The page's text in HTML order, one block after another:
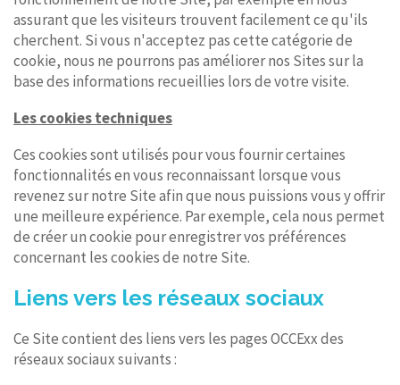
assurant que les visiteurs trouvent facilement ce qu'ils
cherchent. Si vous n'acceptez pas cette catégorie de
cookie, nous ne pourrons pas améliorer nos Sites sur la
base des informations recueillies lors de votre visite.
Les cookies techniques
Ces cookies sont utilisés pour vous fournir certaines
fonctionnalités en vous reconnaissant lorsque vous
revenez sur notre Site afin que nous puissions vous y offrir
une meilleure expérience. Par exemple, cela nous permet
de créer un cookie pour enregistrer vos préférences
concernant les cookies de notre Site.
Liens vers les réseaux sociaux
Ce Site contient des liens vers les pages OCCExx des
réseaux sociaux suivants :